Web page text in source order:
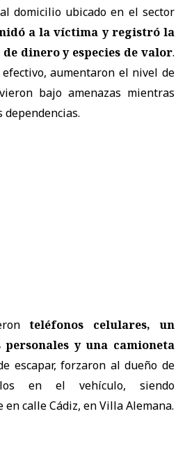
domicilio ubicado en el sector
a la víctima y registró la
dinero y especies de valor.
aumentaron el nivel de
bajo amenazas mientras
teléfonos celulares, un
y una camioneta
escapar, forzaron al dueño de
en el vehículo, siendo
calle Cádiz, en Villa Alemana.